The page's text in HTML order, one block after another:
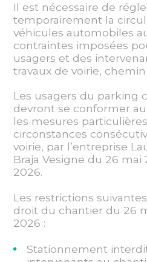
Il est nécessaire de
temporairement la
véhicules automobiles
contraintes imposées
usagers et des
travaux de voirie,
Les usagers du parking
devront se conformer
les mesures
circonstances
voirie, par l’entreprise
Braja Vesigne du 26 mai
2026.
Les restrictions
droit du chantier du 26
2026 :
Stationnement